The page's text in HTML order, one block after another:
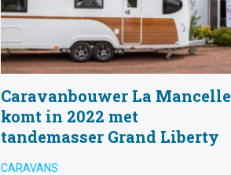
Caravanbouwer La Mancelle
komt in 2022 met
tandemasser Grand Liberty
CARAVANS